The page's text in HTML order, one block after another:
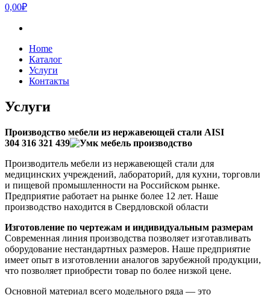
0,00₽
Home
Каталог
Услуги
Контакты
Услуги
Производство мебели из нержавеющей стали AISI
304 316 321 439
Производитель мебели из нержавеющей стали для
медицинских учреждений, лабораторий, для кухни, торговли
и пищевой промышленности на Российском рынке.
Предприятие работает на рынке более 12 лет. Наше
производство находится в Свердловской области
Изготовление по чертежам и индивидуальным размерам
Современная линия производства позволяет изготавливать
оборудование нестандартных размеров. Наше предприятие
имеет опыт в изготовлении аналогов зарубежной продукции,
что позволяет приобрести товар по более низкой цене.
Основной материал всего модельного ряда — это